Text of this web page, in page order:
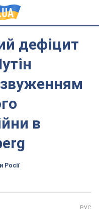
дефіцит
звуженням
в
Росії